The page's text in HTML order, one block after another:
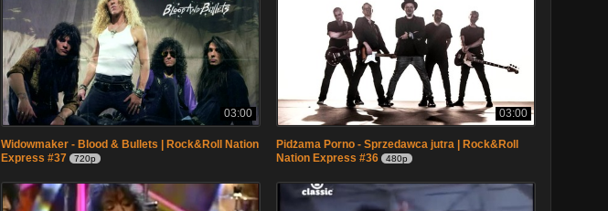
03:00
Widowmaker - Blood & Bullets | Rock&Roll Nation
Express #37
720p
03:00
Pidżama Porno - Sprzedawca jutra | Rock&Roll
Nation Express #36
480p